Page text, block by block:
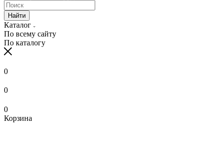
Найти
Каталог
По всему сайту
По каталогу
0
0
0
Корзина